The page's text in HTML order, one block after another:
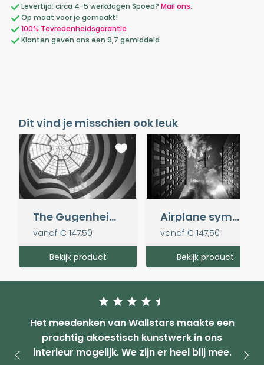
Levertijd: circa 4-5 werkdagen Spoed? Mail ons.
Op maat voor je gemaakt!
100% Tevredenheidsgarantie
Klanten geven ons een 9,7 gemiddeld
Dit vind je misschien ook leuk
The Gugenheim Museum
vanaf € 147,50
Bekijk product
Airplane symmetry
vanaf € 147,50
Bekijk product
Het meedenken van Wallstars maakte een
prachtig akoestisch kunstwerk in ons
interieur mogelijk. We zijn er heel blij mee.